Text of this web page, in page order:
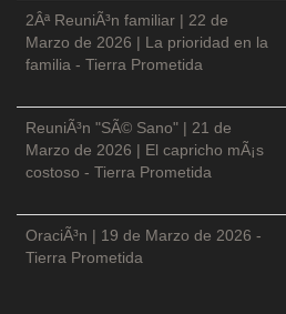
2Âª ReuniÃ³n familiar | 22 de
Marzo de 2026 | La prioridad en la
familia - Tierra Prometida
ReuniÃ³n "SÃ© Sano" | 21 de
Marzo de 2026 | El capricho mÃ¡s
costoso - Tierra Prometida
OraciÃ³n | 19 de Marzo de 2026 -
Tierra Prometida